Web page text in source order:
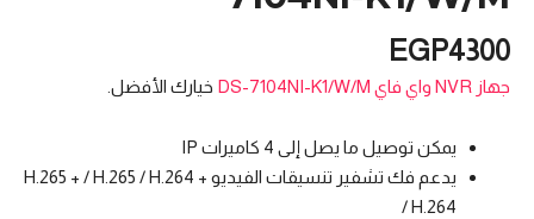
EGP4300
جهاز NVR واي فاي DS-7104NI-K1/W/M خيارك الأفضل.
يمكن توصيل ما يصل إلى 4 كاميرات IP
يدعم فك تشفير تنسيقات الفيديو H.265 + / H.265 / H.264 +
/ H.264